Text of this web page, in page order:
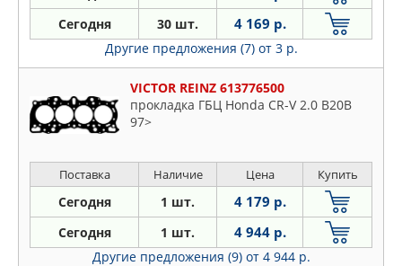
Сегодня 30 шт. 4 169 р.
Другие предложения (7) от 3 р.
VICTOR REINZ 613776500
прокладка ГБЦ Honda CR-V 2.0 B20B
97>
Поставка Наличие Цена Купить
Сегодня 1 шт. 4 179 р.
Сегодня 1 шт. 4 944 р.
Другие предложения (9) от 4 944 р.